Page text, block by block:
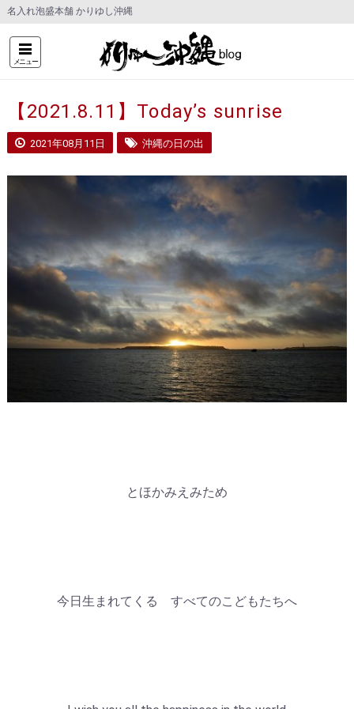
名入れ泡盛本舗 かりゆし沖縄
メニュー
【2021.8.11】Today’s sunrise
2021年08月11日 沖縄の日の出
とほかみえみため
今日生まれてくる すべてのこどもたちへ